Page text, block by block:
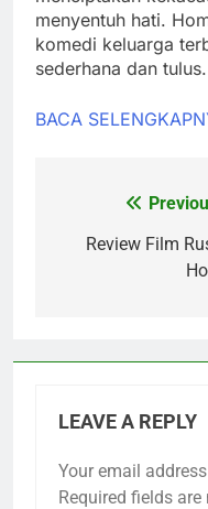
menyentuh hati.
komedi keluarga
sederhana dan tulus.
BACA
navigation
Review Film
LEAVE A REPLY
Your email
Required fields are